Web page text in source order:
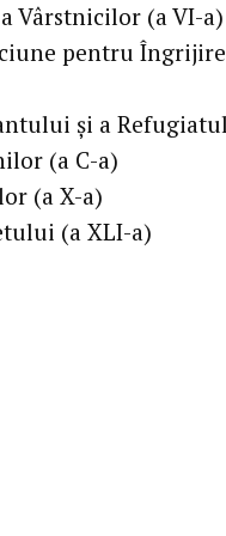
Vârstnicilor (a VI-a)
pentru
și a
(a C-a)
(a X-a)
(a XLI-a)